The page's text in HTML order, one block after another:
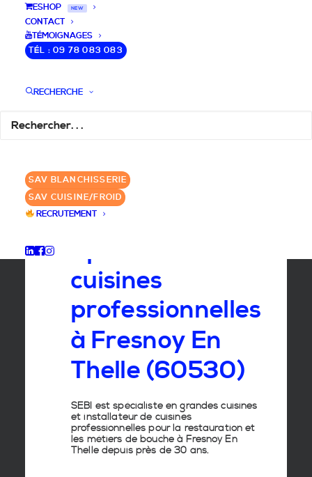
ESHOP NEW
CONTACT
TÉMOIGNAGES
TÉL : 09 78 083 083
RECHERCHE
SAV BLANCHISSERIE
SAV CUISINE/FROID
RECRUTEMENT
DEVIS / CONSEILS /
QUESTIONS
✆ 09 78 083 083
GROUPE SEBI
Spécialiste
cuisines
professionnelles
à Fresnoy En
Thelle (60530)
SEBI est spécialiste en grandes cuisines
et installateur de cuisines
professionnelles pour la restauration et
les métiers de bouche à Fresnoy En
Thelle depuis près de 30 ans.